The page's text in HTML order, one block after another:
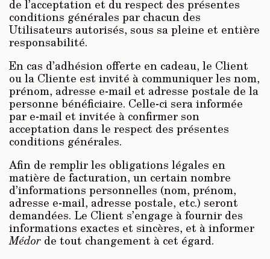
de l’acceptation et du respect des présentes
conditions générales par chacun des
Utilisateurs autorisés, sous sa pleine et entière
responsabilité.
En cas d’adhésion offerte en cadeau, le Client
ou la Cliente est invité à communiquer les nom,
prénom, adresse e-mail et adresse postale de la
personne bénéficiaire. Celle-ci sera informée
par e-mail et invitée à confirmer son
acceptation dans le respect des présentes
conditions générales.
Afin de remplir les obligations légales en
matière de facturation, un certain nombre
d’informations personnelles (nom, prénom,
adresse e-mail, adresse postale, etc.) seront
demandées. Le Client s’engage à fournir des
informations exactes et sincères, et à informer
Médor de tout changement à cet égard.